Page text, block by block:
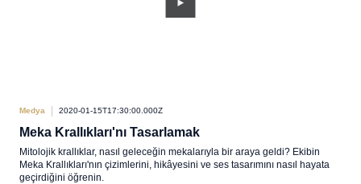
Medya 2020-01-15T17:30:00.000Z
Meka Krallıkları'nı Tasarlamak
Mitolojik krallıklar, nasıl geleceğin mekalarıyla bir araya geldi? Ekibin
Meka Krallıkları'nın çizimlerini, hikâyesini ve ses tasarımını nasıl hayata
geçirdiğini öğrenin.